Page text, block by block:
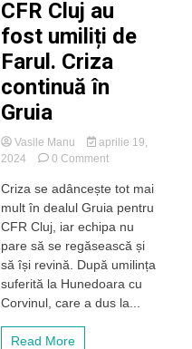
CFR Cluj au
fost umiliți de
Farul. Criza
continuă în
Gruia
Vasile Manu
aprilie 19,
2024
0 Commenton
lui
CFR
Cluj
umiliți
de
Farul.
Criza se adâncește tot mai
mult în dealul Gruia pentru
CFR Cluj, iar echipa nu
pare să se regăsească și
să își revină. După umilința
suferită la Hunedoara cu
Corvinul, care a dus la...
Read More